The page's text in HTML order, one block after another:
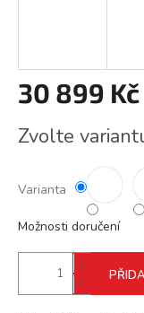
30 899 Kč
cena:
Zvolte
Varianta
Možnosti doručení